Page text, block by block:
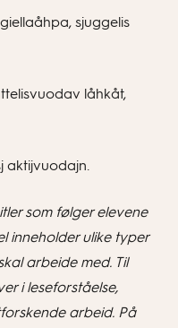
sjuggelis
låhkåt,
aktijvuodajn.
som følger elevene
inneholder ulike typer
arbeide med. Til
i leseforståelse,
arbeid. På